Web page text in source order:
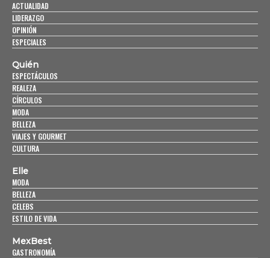
ACTUALIDAD
LIDERAZGO
OPINIÓN
ESPECIALES
Quién
ESPECTÁCULOS
REALEZA
CÍRCULOS
MODA
BELLEZA
VIAJES Y GOURMET
CULTURA
Elle
MODA
BELLEZA
CELEBS
ESTILO DE VIDA
MexBest
GASTRONOMÍA